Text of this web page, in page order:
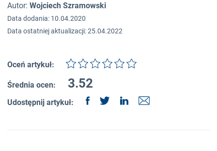
Autor: Wojciech Szramowski
Data dodania: 10.04.2020
Data ostatniej aktualizacji: 25.04.2022
Oceń artykuł:
Średnia ocen: 3.52
Udostępnij artykuł: